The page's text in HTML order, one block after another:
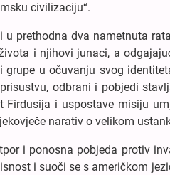
civilizaciju“.
u prethodna dva nametnuta
i njihovi junaci, a
grupe u očuvanju svog
odbrani i pobjedi
Firdusija i uspostave misiju
narativ o velikom
i ponosna pobjeda protiv
i suoči se s američkom